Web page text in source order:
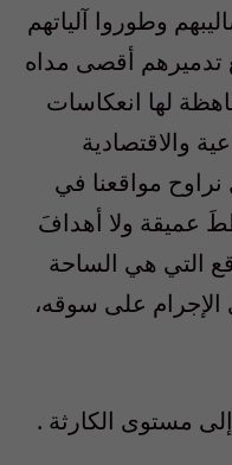
وطوروا آلياتهم
تدميرهم أقصى مداه
لها انعكاسات
والاقتصادية
نراوح مواقعنا في
عميقة ولا أهدافَ
التي هي الساحة
الإجرام على سوقه،
مستوى الكارثة .